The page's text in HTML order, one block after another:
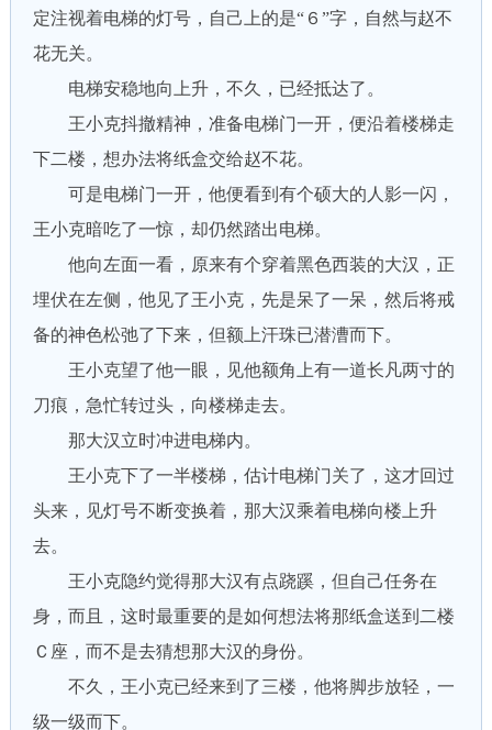
定注视着电梯的灯号，自己上的是“６”字，自然与赵不
花无关。
电梯安稳地向上升，不久，已经抵达了。
王小克抖撤精神，准备电梯门一开，便沿着楼梯走
下二楼，想办法将纸盒交给赵不花。
可是电梯门一开，他便看到有个硕大的人影一闪，
王小克暗吃了一惊，却仍然踏出电梯。
他向左面一看，原来有个穿着黑色西装的大汉，正
埋伏在左侧，他见了王小克，先是呆了一呆，然后将戒
备的神色松弛了下来，但额上汗珠已潜漕而下。
王小克望了他一眼，见他额角上有一道长凡两寸的
刀痕，急忙转过头，向楼梯走去。
那大汉立时冲进电梯内。
王小克下了一半楼梯，估计电梯门关了，这才回过
头来，见灯号不断变换着，那大汉乘着电梯向楼上升
去。
王小克隐约觉得那大汉有点跷蹊，但自己任务在
身，而且，这时最重要的是如何想法将那纸盒送到二楼
Ｃ座，而不是去猜想那大汉的身份。
不久，王小克已经来到了三楼，他将脚步放轻，一
级一级而下。